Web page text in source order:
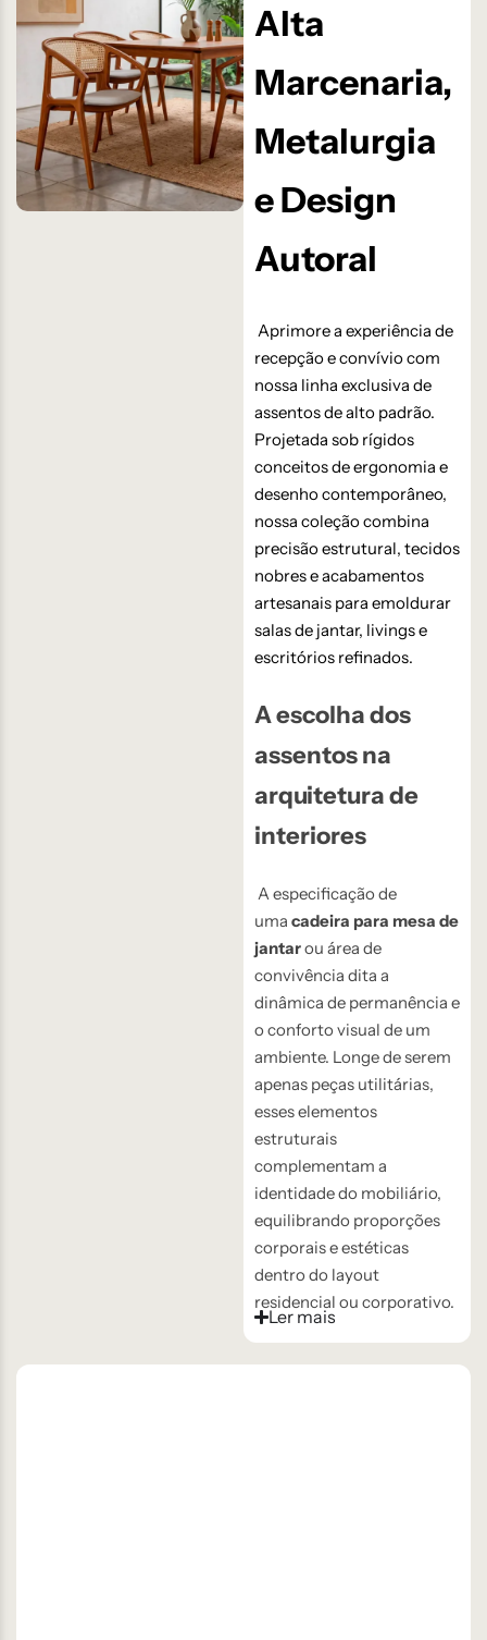
Alta
Marcenaria,
Metalurgia
e Design
Autoral
Aprimore a experiência de
recepção e convívio com
nossa linha exclusiva de
assentos de alto padrão.
Projetada sob rígidos
conceitos de ergonomia e
desenho contemporâneo,
nossa coleção combina
precisão estrutural, tecidos
nobres e acabamentos
artesanais para emoldurar
salas de jantar, livings e
escritórios refinados.
A escolha dos
assentos na
arquitetura de
interiores
A especificação de
uma cadeira para mesa de
jantarou área de
convivência dita a
dinâmica de permanência e
o conforto visual de um
ambiente. Longe de serem
apenas peças utilitárias,
esses elementos
estruturais
complementam a
identidade do mobiliário,
equilibrando proporções
corporais e estéticas
dentro do layout
residencial ou corporativo.
Ler mais